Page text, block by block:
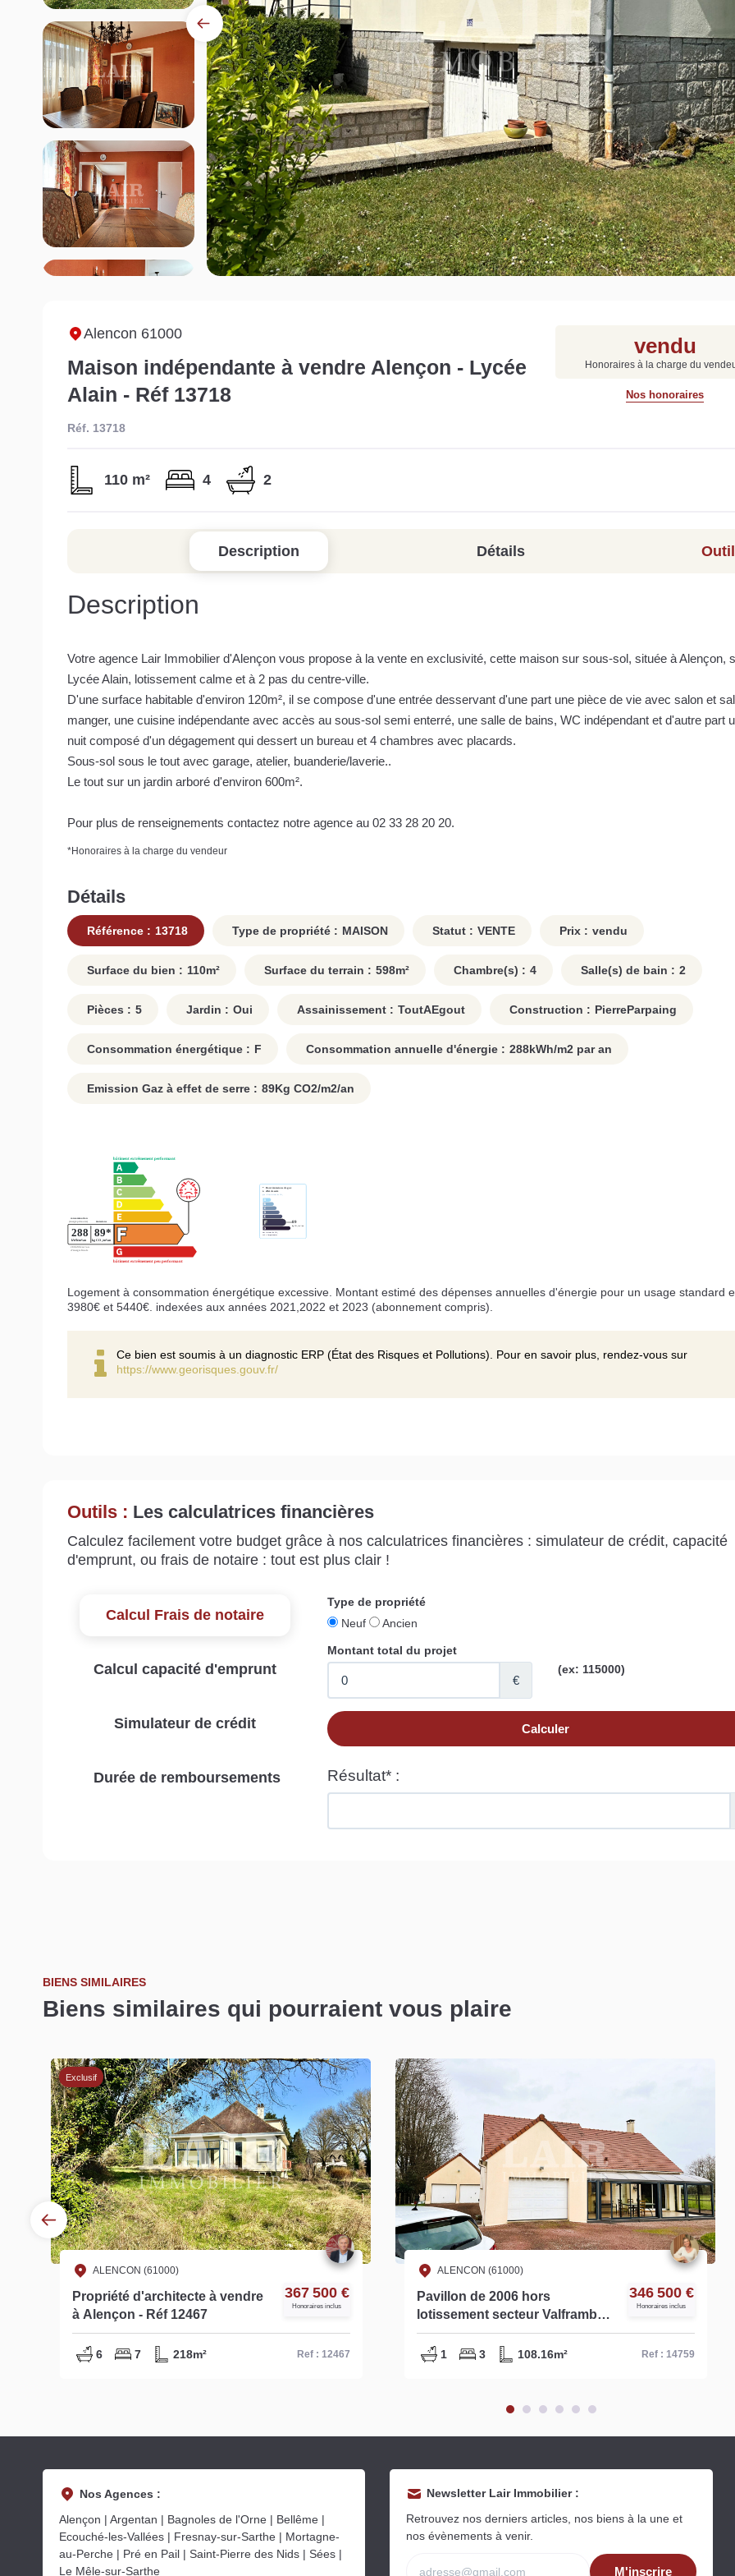
Alencon 61000
Maison indépendante à vendre Alençon - Lycée
Alain - Réf 13718
Réf. 13718
vendu
Honoraires à la charge du
Nos honoraires
110 m² 4 2
Description Détails
Description
Votre agence Lair Immobilier d'Alençon vous propose à la vente en exclusivité, cette maison sur sous-sol, située à Alençon,
Lycée Alain, lotissement calme et à 2 pas du centre-ville.
D'une surface habitable d'environ 120m², il se compose d'une entrée desservant d'une part une pièce de vie avec salon et
manger, une cuisine indépendante avec accès au sous-sol semi enterré, une salle de bains, WC indépendant et d'autre part
nuit composé d'un dégagement qui dessert un bureau et 4 chambres avec placards.
Sous-sol sous le tout avec garage, atelier, buanderie/laverie..
Le tout sur un jardin arboré d'environ 600m².
Pour plus de renseignements contactez notre agence au 02 33 28 20 20.
*Honoraires à la charge du vendeur
Détails
Référence : 13718 Type de propriété : MAISON Statut : VENTE Prix : vendu
Surface du bien : 110m² Surface du terrain : 598m² Chambre(s) : 4 Salle(s) de bain : 2
Pièces : 5 Jardin : Oui Assainissement : ToutAEgout Construction : PierreParpaing
Consommation énergétique : F Consommation annuelle d'énergie : 288kWh/m2 par an
Emission Gaz à effet de serre : 89Kg CO2/m2/an
Logement à consommation énergétique excessive. Montant estimé des dépenses annuelles d'énergie pour un usage standard
3980€ et 5440€. indexées aux années 2021,2022 et 2023 (abonnement compris).
Ce bien est soumis à un diagnostic ERP (État des Risques et Pollutions). Pour en savoir plus, rendez-vous sur
https://www.georisques.gouv.fr/
Outils : Les calculatrices financières
Calculez facilement votre budget grâce à nos calculatrices financières : simulateur de crédit, capacité
d'emprunt, ou frais de notaire : tout est plus clair !
Calcul Frais de notaire
Calcul capacité d'emprunt
Simulateur de crédit
Durée de remboursements
BIENS SIMILAIRES
Biens similaires qui pourraient vous plaire
Exclusif
ALENCON (61000)
Propriété d'architecte à vendre
à Alençon - Réf 12467
367 500 €
Honoraires inclus
6 7 218m² Ref : 12467
ALENCON (61000)
Pavillon de 2006 hors
lotissement secteur Valframbert
5 min d'Alençon Réf 14759
346 500 €
Honoraires inclus
1 3 108.16m² Ref : 14759
Nos Agences :
Alençon | Argentan | Bagnoles de l'Orne | Bellême |
Ecouché-les-Vallées | Fresnay-sur-Sarthe | Mortagne-
au-Perche | Pré en Pail | Saint-Pierre des Nids | Sées |
Le Mêle-sur-Sarthe
Newsletter Lair Immobilier :
Retrouvez nos derniers articles, nos biens à la une et
nos évènements à venir.
M'inscrire